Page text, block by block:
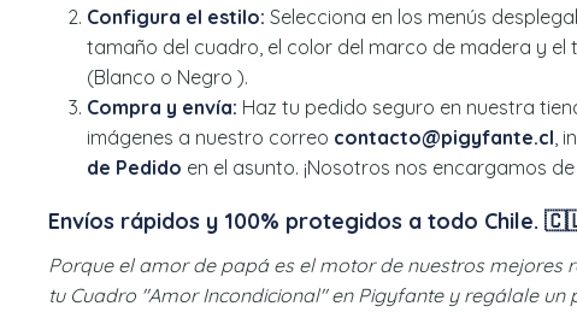
Configura el estilo: Selecciona en los menús
tamaño del cuadro, el color del marco de madera y el
(Blanco o Negro ).
Compra y envía: Haz tu pedido seguro en nuestra
imágenes a nuestro correo contacto@pigyfante.cl,
de Pedido en el asunto. ¡Nosotros nos encargamos
Envíos rápidos y 100% protegidos a todo Chile.
Porque el amor de papá es el motor de nuestros mejores
tu Cuadro "Amor Incondicional" en Pigyfante y regálale un